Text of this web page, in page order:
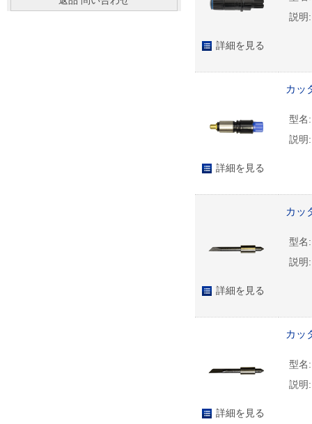
詳細を見る
説明:
詳細を見る
カッ
型名:
説明:
詳細を見る
カッ
型名:
説明:
詳細を見る
カッ
型名:
説明: